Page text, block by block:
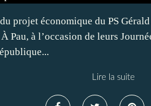
projet économique du PS
Pau, à l’occasion de leurs
Lire la suite